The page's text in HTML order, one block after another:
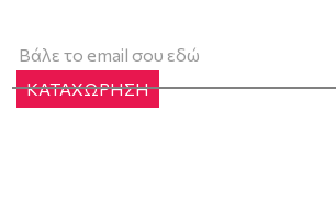
ΚΑΤΑΧΩΡΗΣΗ